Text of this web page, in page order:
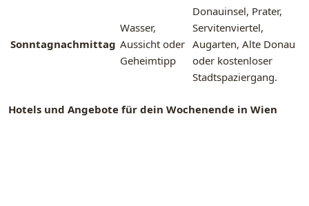
Sonntagnachmittag
Wasser,
Aussicht oder
Geheimtipp
Donauinsel, Prater,
Servitenviertel,
Augarten, Alte Donau
oder kostenloser
Stadtspaziergang.
Hotels und Angebote für dein Wochenende in Wien